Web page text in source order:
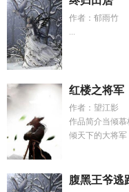
作者：郁雨竹
...
红楼之将军
作者：望江影
作品简介当倾
倾天下的大将
腹黑王爷逃